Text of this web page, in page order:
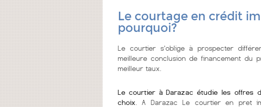
Le courtage en crédit
pourquoi?
Le courtier s'oblige à prospecter
meilleure conclusion de financement du
meilleur taux.
Le courtier à Darazac étudie les offres
choix . A Darazac Le courtier en pret